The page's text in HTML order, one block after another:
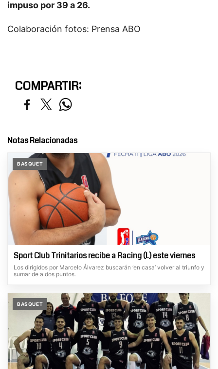
impuso por 39 a 26.
Colaboración fotos: Prensa ABO
COMPARTIR:
Notas Relacionadas
BASQUET
Sport Club Trinitarios recibe a Racing (L) este viernes
Los dirigidos por Marcelo Álvarez buscarán ‘en casa’ volver al triunfo y
sumar de a dos puntos.
BASQUET